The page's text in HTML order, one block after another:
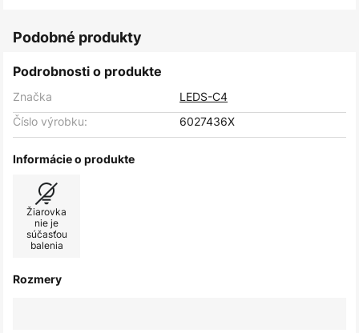
Podobné produkty
Podrobnosti o produkte
Značka
LEDS-C4
Číslo výrobku:
6027436X
Informácie o produkte
Žiarovka
nie je
súčasťou
balenia
Rozmery